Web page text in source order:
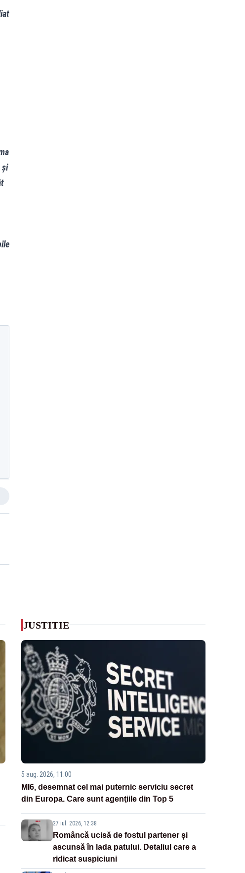
și
JUSTITIE
5 aug. 2026, 11:00
MI6, desemnat cel mai puternic serviciu secret
din Europa. Care sunt agenţiile din Top 5
27 iul. 2026, 12:38
Româncă ucisă de fostul partener și
ascunsă în lada patului. Detaliul care a
ridicat suspiciuni